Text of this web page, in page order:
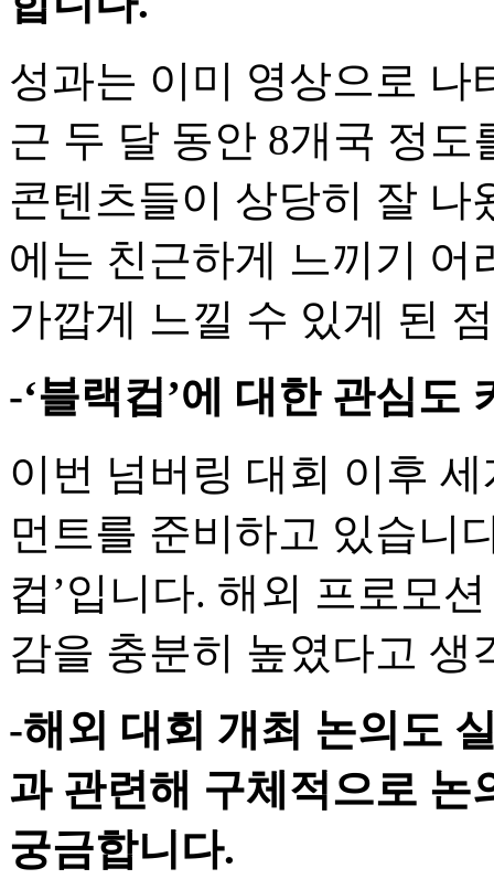
성과는 이미 영상으로 나
근 두 달 동안 8개국 정
콘텐츠들이 상당히 잘 나
에는 친근하게 느끼기 어
가깝게 느낄 수 있게 된
-‘블랙컵’에 대한 관심도
이번 넘버링 대회 이후
먼트를 준비하고 있습니
컵’입니다. 해외 프로모
감을 충분히 높였다고 생
-해외 대회 개최 논의도
과 관련해 구체적으로 논
궁금합니다.